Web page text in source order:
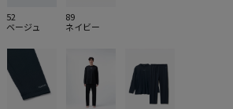
52
ベージュ
89
ネイビー